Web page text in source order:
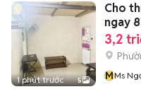
1 phút trước 5
Cho
ngay
3,2
MMs